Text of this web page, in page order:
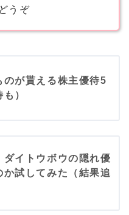
うぞ
のが貰える株主優待5
）
ダイトウボウの隠れ優
か試してみた（結果追